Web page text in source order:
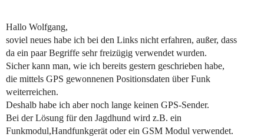
Hallo Wolfgang,
soviel neues habe ich bei den Links nicht erfahren, außer, dass
da ein paar Begriffe sehr freizügig verwendet wurden.
Sicher kann man, wie ich bereits gestern geschrieben habe,
die mittels GPS gewonnenen Positionsdaten über Funk
weiterreichen.
Deshalb habe ich aber noch lange keinen GPS-Sender.
Bei der Lösung für den Jagdhund wird z.B. ein
Funkmodul,Handfunkgerät oder ein GSM Modul verwendet.